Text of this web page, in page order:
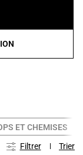
ET CHEMISES
Filtrer Trier